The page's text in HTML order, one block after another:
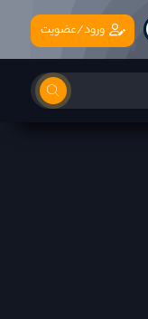
ورود/عضویت